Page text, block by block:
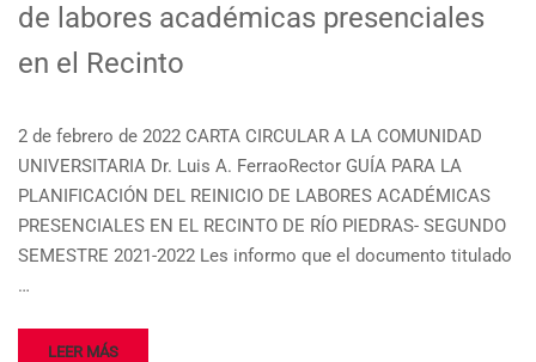
de labores académicas presenciales
en el Recinto
2 de febrero de 2022 CARTA CIRCULAR A LA COMUNIDAD
UNIVERSITARIA Dr. Luis A. FerraoRector GUÍA PARA LA
PLANIFICACIÓN DEL REINICIO DE LABORES ACADÉMICAS
PRESENCIALES EN EL RECINTO DE RÍO PIEDRAS- SEGUNDO
SEMESTRE 2021-2022 Les informo que el documento titulado
…
LEER MÁS